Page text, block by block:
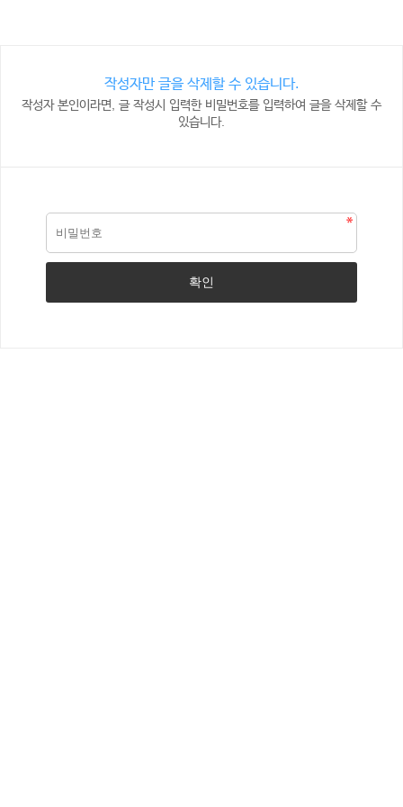
작성자만 글을 삭제할 수 있습니다.
작성자 본인이라면, 글 작성시 입력한 비밀번호를 입력하여 글을 삭제할 수
있습니다.